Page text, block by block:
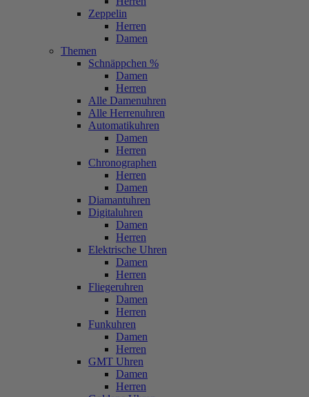
Zeppelin
Herren
Damen
Themen
Schnäppchen %
Damen
Herren
Alle Damenuhren
Alle Herrenuhren
Automatikuhren
Damen
Herren
Chronographen
Herren
Damen
Diamantuhren
Digitaluhren
Damen
Herren
Elektrische Uhren
Damen
Herren
Fliegeruhren
Damen
Herren
Funkuhren
Damen
Herren
GMT Uhren
Damen
Herren